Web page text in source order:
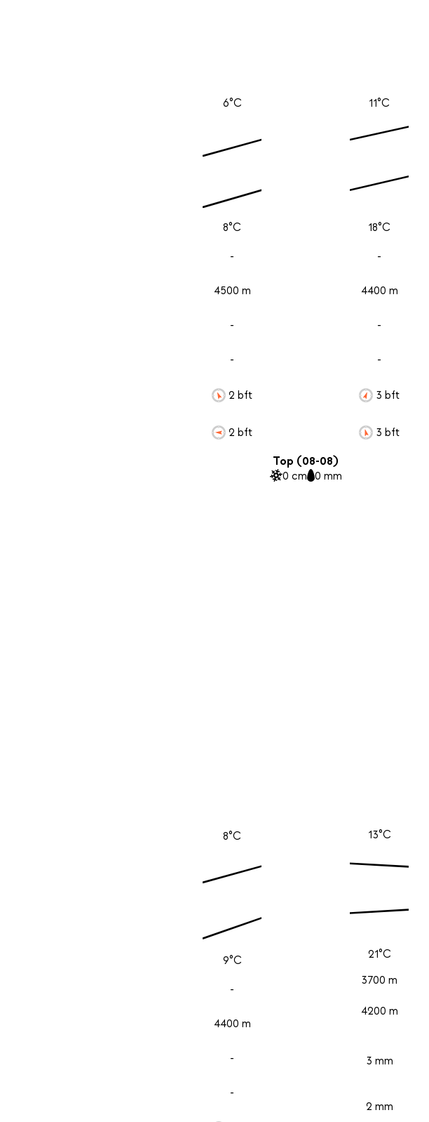
6°C
8°C
-
4500 m
-
-
2 bft
2 bft
11°C
18°C
-
4400 m
-
-
3 bft
3 bft
Top (08-08)
0 cm 0 mm
8°C
9°C
-
4400 m
-
-
13°C
21°C
3700 m
4200 m
3 mm
2 mm